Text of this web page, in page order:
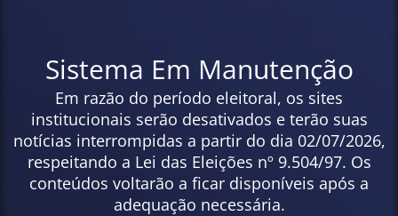
Sistema Em Manutenção
Em razão do período eleitoral, os sites
institucionais serão desativados e terão suas
notícias interrompidas a partir do dia 02/07/2026,
respeitando a Lei das Eleições nº 9.504/97. Os
conteúdos voltarão a ficar disponíveis após a
adequação necessária.